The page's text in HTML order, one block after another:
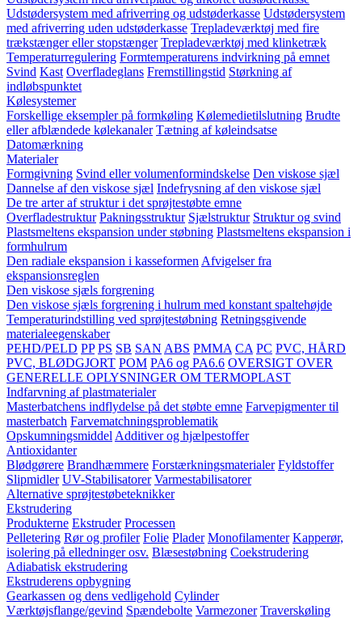
Udstødersystem med afriverring og udstøderkasse Udstødersystem
med afriverring uden udstøderkasse Trepladeværktøj med fire
trækstænger eller stopstænger Trepladeværktøj med klinketræk
Temperaturregulering Formtemperaturens indvirkning på emnet
Svind Kast Overfladeglans Fremstillingstid Størkning af
indløbspunktet
Kølesystemer
Forskellige eksempler på formkøling Kølemedietilslutning Brudte
eller afblændede kølekanaler Tætning af køleindsatse
Datomærkning
Materialer
Formgivning Svind eller volumenformindskelse Den viskose sjæl
Dannelse af den viskose sjæl Indefrysning af den viskose sjæl
De tre arter af struktur i det sprøjtestøbte emne
Overfladestruktur Pakningsstruktur Sjælstruktur Struktur og svind
Plastsmeltens ekspansion under støbning Plastsmeltens ekspansion i
formhulrum
Den radiale ekspansion i kasseformen Afvigelser fra
ekspansionsreglen
Den viskose sjæls forgrening
Den viskose sjæls forgrening i hulrum med konstant spaltehøjde
Temperaturindstilling ved sprøjtestøbning Retningsgivende
materialeegenskaber
PEHD/PELD PP PS SB SAN ABS PMMA CA PC PVC, HÅRD
PVC, BLØDGJORT POM PA6 og PA6.6 OVERSIGT OVER
GENERELLE OPLYSNINGER OM TERMOPLAST
Indfarvning af plastmaterialer
Masterbatchens indflydelse på det støbte emne Farvepigmenter til
masterbatch Farvematchningsproblematik
Opskumningsmiddel Additiver og hjælpestoffer
Antioxidanter
Blødgørere Brandhæmmere Forstærkningsmaterialer Fyldstoffer
Slipmidler UV-Stabilisatorer Varmestabilisatorer
Alternative sprøjtestøbeteknikker
Ekstrudering
Produkterne Ekstruder Processen
Pelletering Rør og profiler Folie Plader Monofilamenter Kapperør,
isolering på elledninger osv. Blæsestøbning Coekstrudering
Adiabatisk ekstrudering
Ekstruderens opbygning
Gearkassen og dens vedligehold Cylinder
Værktøjsflange/gevind Spændebolte Varmezoner Traverskøling